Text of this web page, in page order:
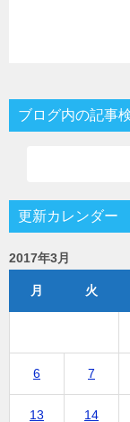
ブログ内の記事
更新カレンダー
2017年3月
月 火
6 7
13 14